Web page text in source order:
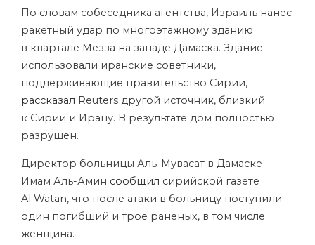
По словам собеседника агентства, Израиль нанес
ракетный удар по многоэтажному зданию
в квартале Мезза на западе Дамаска. Здание
использовали иранские советники,
поддерживающие правительство Сирии,
рассказал Reuters другой источник, близкий
к Сирии и Ирану. В результате дом полностью
разрушен.
Директор больницы Аль-Мувасат в Дамаске
Имам Аль-Амин сообщил сирийской газете
Al Watan, что после атаки в больницу поступили
один погибший и трое раненых, в том числе
женщина.